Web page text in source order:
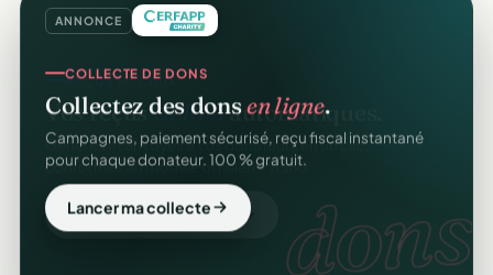
ANNONCE
dons.
COLLECTE DE DONS
Collectez des donsen ligne.
Campagnes, paiement sécurisé, reçu fiscal instantané
pour chaque donateur. 100 % gratuit.
Lancer ma collecte